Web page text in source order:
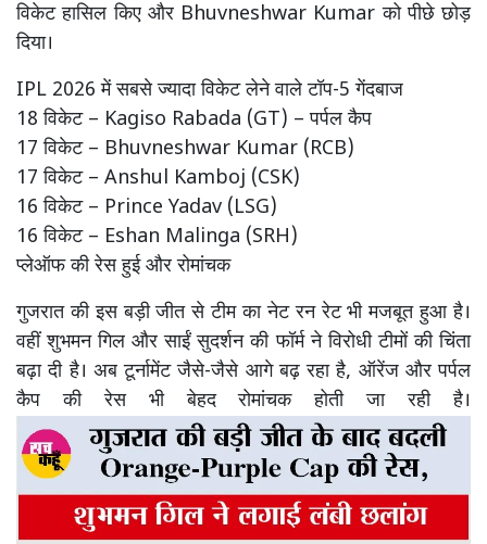
विकेट हासिल किए और Bhuvneshwar Kumar को पीछे छोड़
दिया।
IPL 2026 में सबसे ज्यादा विकेट लेने वाले टॉप-5 गेंदबाज
18 विकेट – Kagiso Rabada (GT) – पर्पल कैप
17 विकेट – Bhuvneshwar Kumar (RCB)
17 विकेट – Anshul Kamboj (CSK)
16 विकेट – Prince Yadav (LSG)
16 विकेट – Eshan Malinga (SRH)
प्लेऑफ की रेस हुई और रोमांचक
गुजरात की इस बड़ी जीत से टीम का नेट रन रेट भी मजबूत हुआ है।
वहीं शुभमन गिल और साईं सुदर्शन की फॉर्म ने विरोधी टीमों की चिंता
बढ़ा दी है। अब टूर्नामेंट जैसे-जैसे आगे बढ़ रहा है, ऑरेंज और पर्पल
कैप की रेस भी बेहद रोमांचक होती जा रही है।